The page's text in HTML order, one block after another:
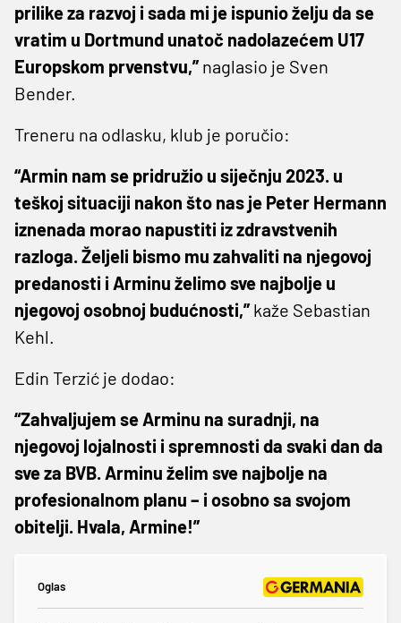
prilike za razvoj i sada mi je ispunio želju da se
vratim u Dortmund unatoč nadolazećem U17
Europskom prvenstvu,” naglasio je Sven
Bender.
Treneru na odlasku, klub je poručio:
“Armin nam se pridružio u siječnju 2023. u
teškoj situaciji nakon što nas je Peter Hermann
iznenada morao napustiti iz zdravstvenih
razloga. Željeli bismo mu zahvaliti na njegovoj
predanosti i Arminu želimo sve najbolje u
njegovoj osobnoj budućnosti,” kaže Sebastian
Kehl.
Edin Terzić je dodao:
“Zahvaljujem se Arminu na suradnji, na
njegovoj lojalnosti i spremnosti da svaki dan da
sve za BVB. Arminu želim sve najbolje na
profesionalnom planu – i osobno sa svojom
obitelji. Hvala, Armine!”
Oglas